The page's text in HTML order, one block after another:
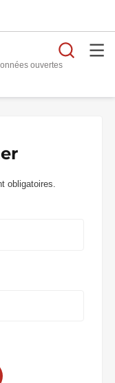
ouvertes
obligatoires.